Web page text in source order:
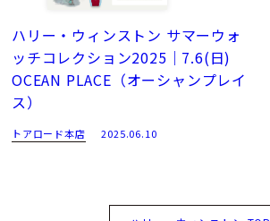
ハリー・ウィンストン サマーウォ
ッチコレクション2025｜7.6(日)
OCEAN PLACE（オーシャンプレイ
ス）
トアロード本店 2025.06.10